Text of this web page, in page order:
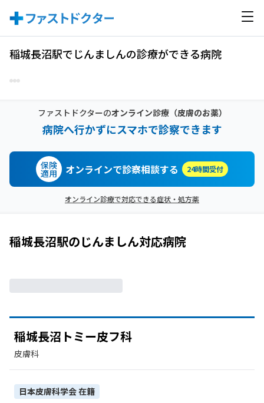
稲城長沼駅でじんましんの診療ができる病院
ファストドクターのオンライン診療（皮膚のお薬）
病院へ行かずにスマホで診察できます
保険
適用 オンラインで診察相談する 24時間受付
オンライン診療で対応できる症状・処方薬
稲城長沼駅のじんましん対応病院
稲城長沼トミー皮フ科
皮膚科
日本皮膚科学会在籍